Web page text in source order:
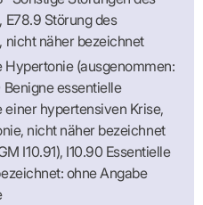
Störung des
nicht näher bezeichnet
Hypertonie (ausgenommen:
Benigne essentielle
hypertensiven Krise,
nicht näher bezeichnet
I10.91), I10.90 Essentielle
ohne Angabe